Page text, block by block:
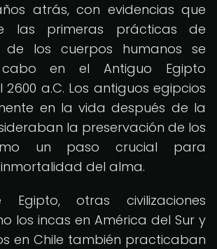
atrás, con evidencias que
las primeras prácticas de
de los cuerpos humanos se
en el Antiguo Egipto
a.C. Los antiguos egipcios
en la vida después de la
la preservación de los
un paso crucial para
del alma.
Egipto, otras civilizaciones
los incas en América del Sur y
en Chile también practicaban